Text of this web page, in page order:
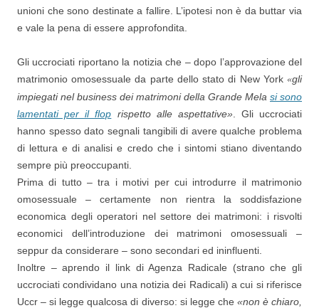
unioni che sono destinate a fallire. L’ipotesi non è da buttar via
e vale la pena di essere approfondita.
Gli uccrociati riportano la notizia che – dopo l’approvazione del
matrimonio omosessuale da parte dello stato di New York «gli
impiegati nel business dei matrimoni della Grande Mela si sono
lamentati per il flop rispetto alle aspettative». Gli uccrociati
hanno spesso dato segnali tangibili di avere qualche problema
di lettura e di analisi e credo che i sintomi stiano diventando
sempre più preoccupanti.
Prima di tutto – tra i motivi per cui introdurre il matrimonio
omosessuale – certamente non rientra la soddisfazione
economica degli operatori nel settore dei matrimoni: i risvolti
economici dell’introduzione dei matrimoni omosessuali –
seppur da considerare – sono secondari ed ininfluenti.
Inoltre – aprendo il link di Agenza Radicale (strano che gli
uccrociati condividano una notizia dei Radicali) a cui si riferisce
Uccr – si legge qualcosa di diverso: si legge che «non è chiaro,